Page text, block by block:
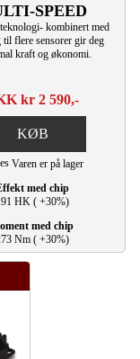
SPEED
kombinert med
flere sensorer gir deg
kraft og økonomi.
kr 2 590,-
KØB
Varen er på lager
med chip
HK ( +30%)
med chip
Nm ( +30%)